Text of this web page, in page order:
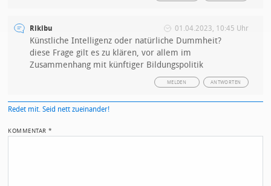
Rikibu 01.04.2023, 10:45 Uhr
Künstliche Intelligenz oder natürliche Dummheit?
diese Frage gilt es zu klären, vor allem im
Zusammenhang mit künftiger Bildungspolitik
ANTWORTEN
MELDEN
Redet mit. Seid nett zueinander!
KOMMENTAR*